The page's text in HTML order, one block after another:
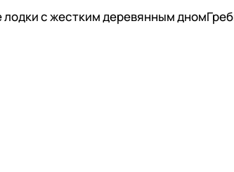
с жестким деревянным дном